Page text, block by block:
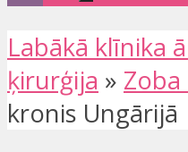
Labākā klīnika
ķirurģija »
kronis Ungārijā